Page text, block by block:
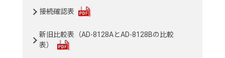
接続確認表
新旧比較表（AD-8128AとAD-8128Bの比較
表）